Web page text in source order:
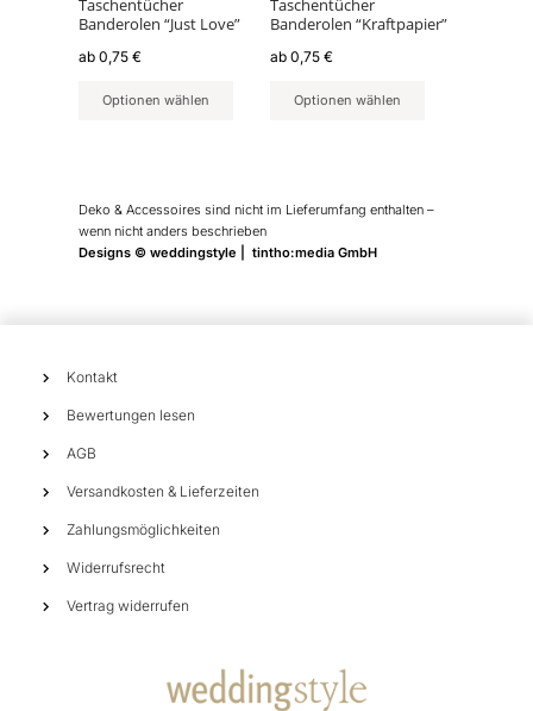
Taschentücher
Banderolen “Just Love”
ab 0,75 €
Optionen wählen
auf
der
Produktseite
werden
Taschentücher
Banderolen “Kraftpapier”
ab0,75€
Optionen wählen
auf
der
Produktseite
werden
Deko & Accessoires sind nicht im Lieferumfang enthalten –
wenn nicht anders beschrieben
Designs © weddingstyle | tintho:media GmbH
Kontakt
Bewertungen lesen
AGB
Versandkosten & Lieferzeiten
Zahlungsmöglichkeiten
Widerrufsrecht
Vertrag widerrufen